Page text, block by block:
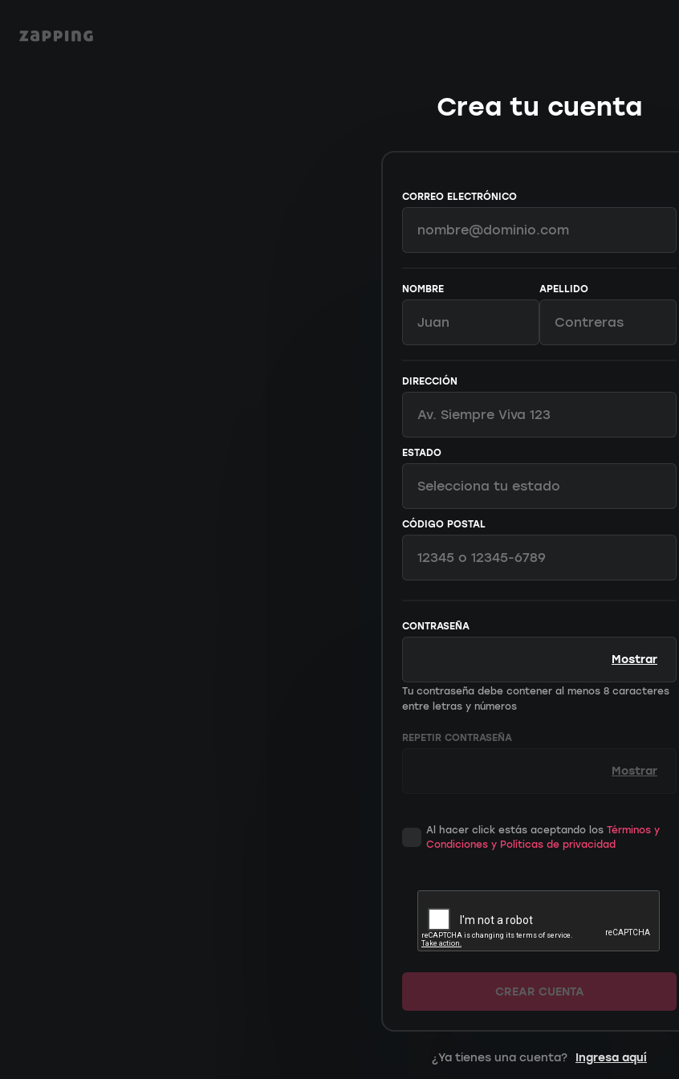
Crea tu cuenta
CORREO ELECTRÓNICO
NOMBRE APELLIDO
DIRECCIÓN
ESTADO
CÓDIGO POSTAL
CONTRASEÑA
Mostrar
Tu contraseña debe contener al menos 8 caracteres
entre letras y números
REPETIR CONTRASEÑA
Mostrar
Al hacer click estás aceptando los Términos y
Condiciones y Políticas de privacidad
CREAR CUENTA
¿Ya tienes una cuenta? Ingresa aquí